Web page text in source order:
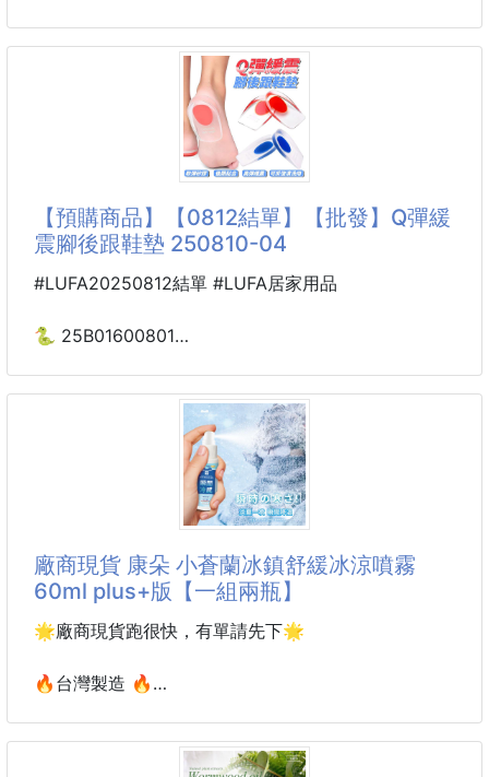
✨✨高質感西班牙保養級沐浴！🎯專為敏感肌、乾燥
肌與日常壓力肌設計 💙西班牙SAIRO 親膚舒緩沐浴乳
600ml【有建置PIF】
【市價】600ml $500
【效期】2030/07
【商品介紹】
▪️ 高質感西班牙保養級沐浴乳🇪🇸
▪️ 「不是只有洗乾淨，而是洗完肌膚更舒服。」
洗澡不只是清潔，而是一種「每天的肌膚修護儀式」
一瓶讓全家都會愛上的「零負擔洗感」
🧪歐洲皮膚科測試｜科學驗證
【預購商品】【0812結單】【批發】Q彈緩
震腳後跟鞋墊 250810-04
#LUFA20250812結單 #LUFA居家用品
🐍 25B01600801
誰懂穿高跟鞋、硬底鞋腳跟疼到哭的苦！！
挖到這 Q 彈緩震腳跟鞋墊，直接開啟 “踩雲” 模式☁️
緩震把衝擊力全吃掉～久站、暴走一天，腳跟居然不！
酸！痛！
鞋…
被足底筋膜炎、腳跟疼困擾的姐妹，速沖！這玩意兒簡
廠商現貨 康朵 小蒼蘭冰鎮舒緩冰涼噴霧
60ml plus+版【一組兩瓶】
🌟廠商現貨跑很快，有單請先下🌟
🔥台灣製造 🔥
康朵 小蒼蘭冰鎮舒緩冰涼噴霧60ml plus+版【一組兩